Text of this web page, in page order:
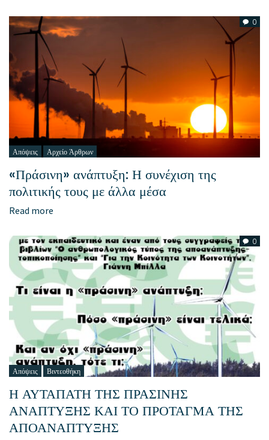
0
Απόψεις Αρχείο Άρθρων
«Πράσινη» ανάπτυξη: Η συνέχιση της
πολιτικής τους με άλλα μέσα
Read more
0
Απόψεις Βιντεοθήκη
Η ΑΥΤΑΠΑΤΗ ΤΗΣ ΠΡΑΣΙΝΗΣ
ΑΝΑΠΤΥΞΗΣ ΚΑΙ ΤΟ ΠΡΟΤΑΓΜΑ ΤΗΣ
ΑΠΟΑΝΑΠΤΥΞΗΣ